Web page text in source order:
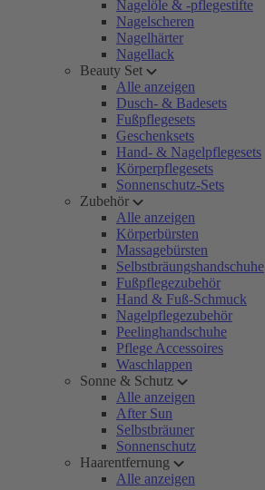
Nagelöle & -pflegestifte
Nagelscheren
Nagelhärter
Nagellack
Beauty Set
Alle anzeigen
Dusch- & Badesets
Fußpflegesets
Geschenksets
Hand- & Nagelpflegesets
Körperpflegesets
Sonnenschutz-Sets
Zubehör
Alle anzeigen
Körperbürsten
Massagebürsten
Selbstbräungshandschuhe
Fußpflegezubehör
Hand & Fuß-Schmuck
Nagelpflegezubehör
Peelinghandschuhe
Pflege Accessoires
Waschlappen
Sonne & Schutz
Alle anzeigen
After Sun
Selbstbräuner
Sonnenschutz
Haarentfernung
Alle anzeigen